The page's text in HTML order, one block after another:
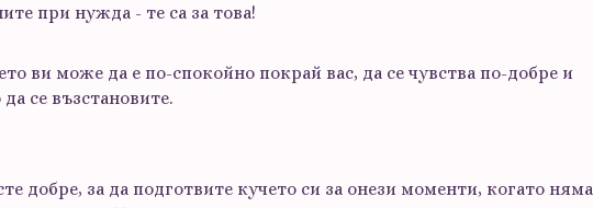
при нужда - те са за това!
ви може да е по-спокойно покрай вас, да се чувства по-добре и
се възстановите.
добре, за да подготвите кучето си за онези моменти, когато няма